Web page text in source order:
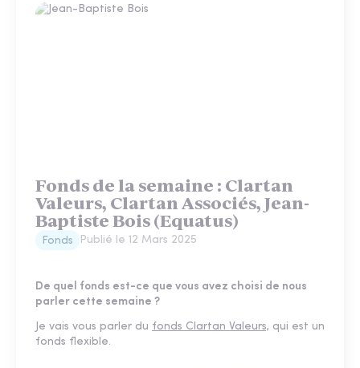
Fonds de la semaine : Clartan
Valeurs, Clartan Associés, Jean-
Baptiste Bois (Equatus)
Fonds Publié le 12 Mars 2025
De quel fonds est-ce que vous avez choisi de nous
parler cette semaine ?
Je vais vous parler du fonds Clartan Valeurs, qui est un
fonds flexible.